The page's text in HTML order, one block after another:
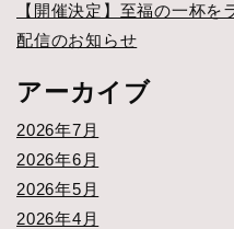
【開催決定】至福の一杯
配信のお知らせ
アーカイブ
2026年7月
2026年6月
2026年5月
2026年4月